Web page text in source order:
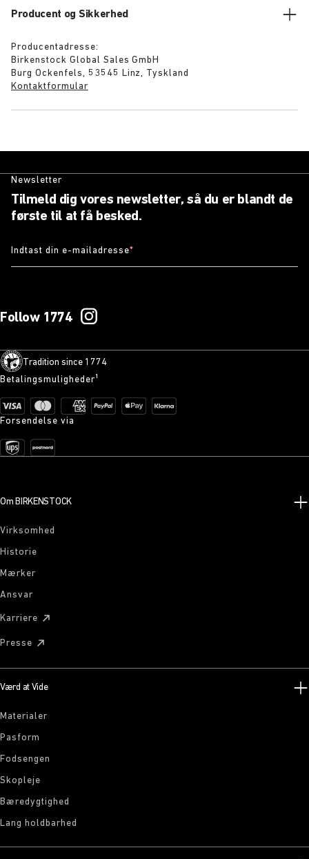
Producent og Sikkerhed
Producentadresse:
Birkenstock Global Sales GmbH
Burg Ockenfels, 53545 Linz, Tyskland
Kontaktformular
Newsletter
Tilmeld dig vores newsletter, så du er blandt de
første til at få besked.
Indtast din e-mailadresse*
Follow 1774
Tradition since 1774
Betalingsmuligheder¹
Forsendelse via
Om BIRKENSTOCK
Virksomhed
Historie
Mærker
Ansvar
Karriere
Presse
Værd at Vide
Materialer
Pasform
Fodsengen
Skopleje
Bæredygtighed
Lang holdbarhed